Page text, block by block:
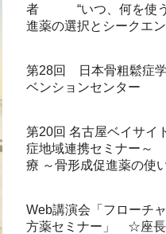
者 “いつ、何を使う
進薬の選択とシークエ
第28回 日本骨粗鬆症
ベンションセンター
第20回 名古屋ベイサイ
症地域連携セミナー～
療 ～骨形成促進薬の使
Web講演会「フローチ
方薬セミナー」 ☆座